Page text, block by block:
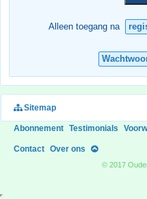
Alleen toegang na
Sitemap
Abonnement Testimonials
Contact Over ons
© 2017